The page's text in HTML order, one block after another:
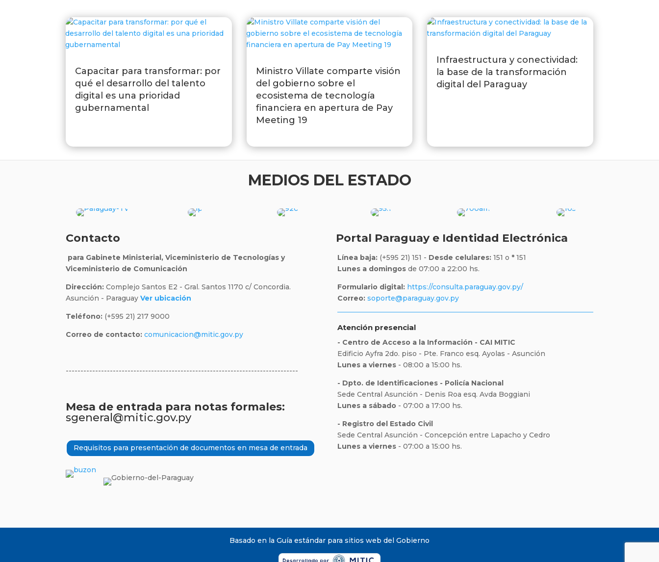
Capacitar para transformar: por
qué el desarrollo del talento
digital es una prioridad
gubernamental
Ministro Villate comparte visión
del gobierno sobre el
ecosistema de tecnología
financiera en apertura de Pay
Meeting 19
Infraestructura y conectividad:
la base de la transformación
digital del Paraguay
MEDIOS DEL ESTADO
Contacto Portal Paraguay e Identidad Electrónica
para Gabinete Ministerial, Viceministerio de Tecnologías y
Viceministerio de Comunicación
Dirección: Complejo Santos E2 - Gral. Santos 1170 c/ Concordia.
Asunción - ParaguayVer ubicación
Teléfono: (+595 21) 217 9000
Correo de contacto: comunicacion@mitic.gov.py
-------------------------------------------------------------------------------
Mesa de entrada para notas formales:
sgeneral@mitic.gov.py
Requisitos para presentación de documentos en mesa de entrada
Línea baja: (+595 21) 151 - Desde celulares: 151 o * 151
Lunes a domingos de 07:00 a 22:00 hs.
Formulario digital: https://consulta.paraguay.gov.py/
Correo: soporte@paraguay.gov.py
Atención presencial
- Centro de Acceso a la Información - CAI MITIC
Edificio Ayfra 2do. piso - Pte. Franco esq. Ayolas - Asunción
Lunes a viernes - 08:00 a 15:00 hs.
- Dpto. de Identificaciones - Policía Nacional
Sede Central Asunción - Denis Roa esq. Avda Boggiani
Lunes a sábado - 07:00 a 17:00 hs.
- Registro del Estado Civil
Sede Central Asunción - Concepción entre Lapacho y Cedro
Lunes a viernes - 07:00 a 15:00 hs.
Basado en la Guía estándar para sitios web del Gobierno